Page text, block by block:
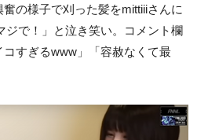
様子で刈った髪をmittiiiさんに
ジで！」と泣き笑い。コメント欄
すぎるwww」「容赦なくて最